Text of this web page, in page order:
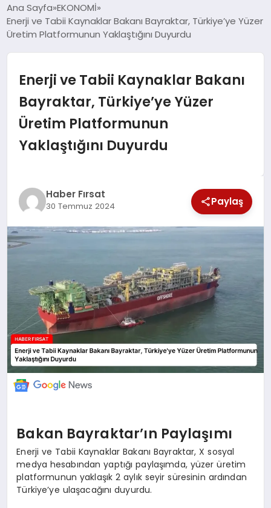
SPOR
TEKNOLOJİ
SAĞLIK
MAGAZİN
DÜNYA
Ana Sayfa EKONOMİ
Enerji ve Tabii Kaynaklar Bakanı Bayraktar, Türkiye’ye Yüzer
Üretim Platformunun Yaklaştığını Duyurdu
Enerji ve Tabii Kaynaklar Bakanı
Bayraktar, Türkiye’ye Yüzer
Üretim Platformunun
Yaklaştığını Duyurdu
Haber Fırsat
30 Temmuz 2024 Paylaş
Bakan Bayraktar’ın Paylaşımı
Enerji ve Tabii Kaynaklar Bakanı Bayraktar, X sosyal
medya hesabından yaptığı paylaşımda, yüzer üretim
platformunun yaklaşık 2 aylık seyir süresinin ardından
Türkiye’ye ulaşacağını duyurdu.